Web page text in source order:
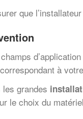
que
à
grandes
le choix du